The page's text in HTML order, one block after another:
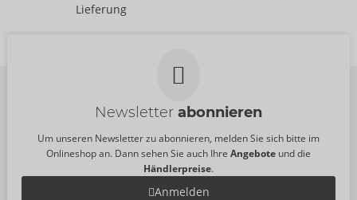
Lieferung
Newsletter abonnieren
Um unseren Newsletter zu abonnieren, melden Sie sich bitte im
Onlineshop an. Dann sehen Sie auch Ihre Angebote und die
Händlerpreise.
Anmelden